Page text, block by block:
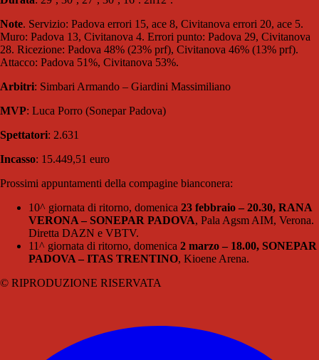
Note. Servizio: Padova errori 15, ace 8, Civitanova errori 20, ace 5.
Muro: Padova 13, Civitanova 4. Errori punto: Padova 29, Civitanova
28. Ricezione: Padova 48% (23% prf), Civitanova 46% (13% prf).
Attacco: Padova 51%, Civitanova 53%.
Arbitri: Simbari Armando – Giardini Massimiliano
MVP: Luca Porro (Sonepar Padova)
Spettatori: 2.631
Incasso: 15.449,51 euro
Prossimi appuntamenti della compagine bianconera:
10^ giornata di ritorno, domenica 23 febbraio – 20.30, RANA
VERONA – SONEPAR PADOVA, Pala Agsm AIM, Verona.
Diretta DAZN e VBTV.
11^ giornata di ritorno, domenica 2 marzo – 18.00, SONEPAR
PADOVA – ITAS TRENTINO, Kioene Arena.
© RIPRODUZIONE RISERVATA